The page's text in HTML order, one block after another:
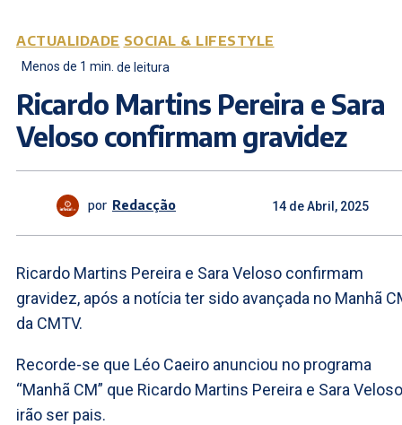
ACTUALIDADE SOCIAL & LIFESTYLE
Menos de 1 min. de leitura
Ricardo Martins Pereira e Sara
Veloso confirmam gravidez
por Redacção 14 de Abril, 2025
Ricardo Martins Pereira e Sara Veloso confirmam
gravidez, após a notícia ter sido avançada no Manhã
da CMTV.
Recorde-se que Léo Caeiro anunciou no programa
“Manhã CM” que Ricardo Martins Pereira e Sara Veloso
irão ser pais.